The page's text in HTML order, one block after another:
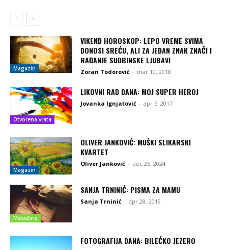
Magazin
VIKEND HOROSKOP: LEPO VREME SVIMA
DONOSI SREĆU, ALI ZA JEDAN ZNAK ZNAČI I
RAĐANJE SUDBINSKE LJUBAVI
Zoran Todorović - mar 10, 2018
Otvorena vrata
LIKOVNI RAD DANA: MOJ SUPER HEROJ
Jovanka Ignjatović - apr 5, 2017
Magazin
OLIVER JANKOVIĆ: MUŠKI SLIKARSKI
KVARTET
Oliver Janković - dec 25, 2024
Mesečina
SANJA TRNINIĆ: PISMA ZA MAMU
Sanja Trninić - apr 28, 2019
FOTOGRAFIJA DANA: BILEĆKO JEZERO